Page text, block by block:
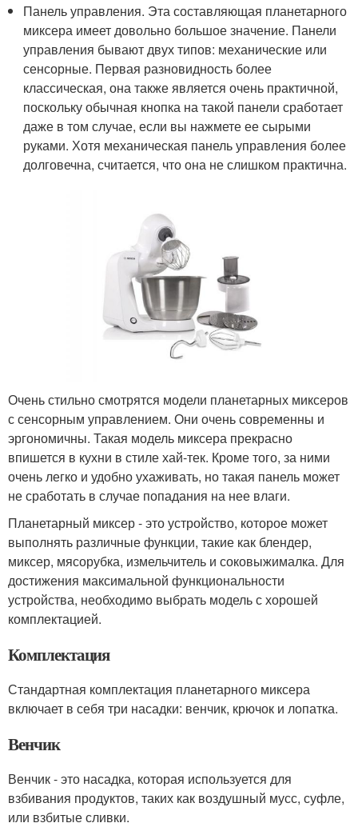
Панель управления. Эта составляющая планетарного
миксера имеет довольно большое значение. Панели
управления бывают двух типов: механические или
сенсорные. Первая разновидность более
классическая, она также является очень практичной,
поскольку обычная кнопка на такой панели сработает
даже в том случае, если вы нажмете ее сырыми
руками. Хотя механическая панель управления более
долговечна, считается, что она не слишком практична.
Очень стильно смотрятся модели планетарных миксеров
с сенсорным управлением. Они очень современны и
эргономичны. Такая модель миксера прекрасно
впишется в кухни в стиле хай-тек. Кроме того, за ними
очень легко и удобно ухаживать, но такая панель может
не сработать в случае попадания на нее влаги.
Планетарный миксер - это устройство, которое может
выполнять различные функции, такие как блендер,
миксер, мясорубка, измельчитель и соковыжималка. Для
достижения максимальной функциональности
устройства, необходимо выбрать модель с хорошей
комплектацией.
Комплектация
Стандартная комплектация планетарного миксера
включает в себя три насадки: венчик, крючок и лопатка.
Венчик
Венчик - это насадка, которая используется для
взбивания продуктов, таких как воздушный мусс, суфле,
или взбитые сливки.